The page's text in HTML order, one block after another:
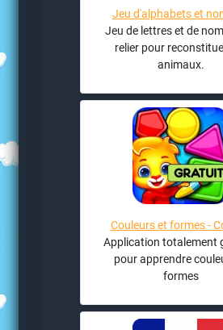
Jeu d'alphabets et
Jeu de lettres et de
relier pour
animaux.
Couleurs et formes -
Application totalement
pour apprendre
formes